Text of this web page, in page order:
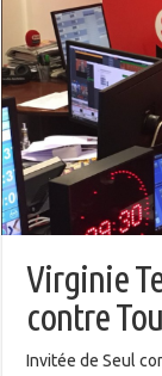
Virginie
contre
Invitée de Seul